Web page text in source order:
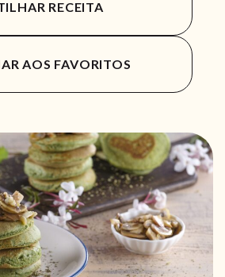
RECEITA
AOS FAVORITOS